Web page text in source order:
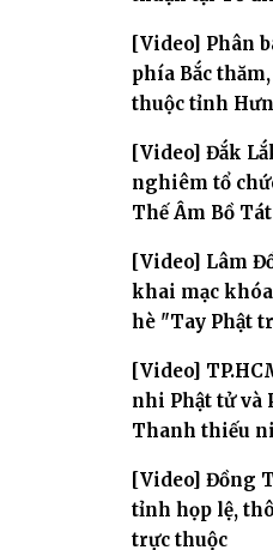
[Video] Phân
phía Bắc
thuộc tỉnh
[Video] Đắk
nghiêm tổ
Thế Âm Bồ
[Video] Lâm
khai mạc
hè "Tay Phật
[Video]
nhi Phật tử và
Thanh thiếu
[Video] Đồng
tỉnh họp lệ,
trực thuộc